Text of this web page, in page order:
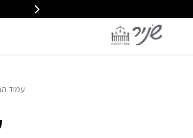
עמוד